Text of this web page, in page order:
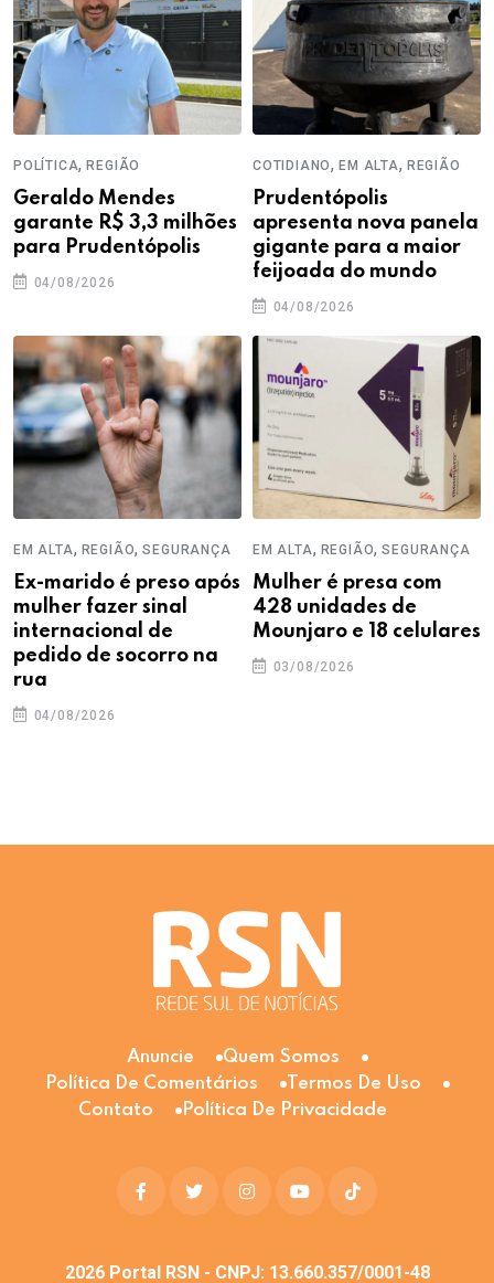
POLÍTICA,REGIÃO
Geraldo Mendes
garante R$ 3,3 milhões
para Prudentópolis
04/08/2026
COTIDIANO,EM ALTA, REGIÃO
Prudentópolis
apresenta nova panela
gigante para a maior
feijoada do mundo
04/08/2026
EM ALTA, REGIÃO,SEGURANÇA
Ex-marido é preso após
mulher fazer sinal
internacional de
pedido de socorro na
rua
04/08/2026
EM ALTA, REGIÃO,SEGURANÇA
Mulher é presa com
428 unidades de
Mounjaro e 18 celulares
03/08/2026
Anuncie
Quem Somos
Política De Comentários
Termos De Uso
Contato
Política De Privacidade
2026Portal RSN - CNPJ: 13.660.357/0001-48